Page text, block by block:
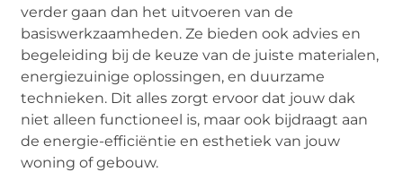
verder gaan dan het uitvoeren van de
basiswerkzaamheden. Ze bieden ook advies en
begeleiding bij de keuze van de juiste materialen,
energiezuinige oplossingen, en duurzame
technieken. Dit alles zorgt ervoor dat jouw dak
niet alleen functioneel is, maar ook bijdraagt aan
de energie-efficiëntie en esthetiek van jouw
woning of gebouw.